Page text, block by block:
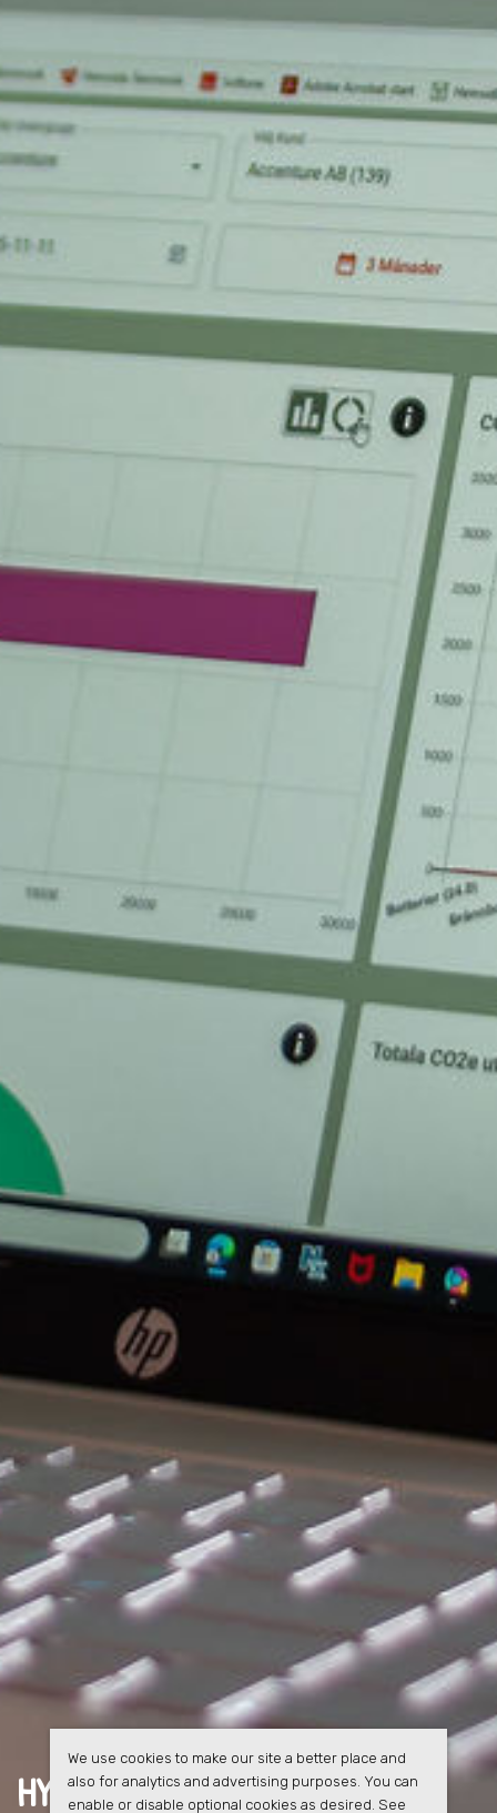
HYRESGÄSTERNA FÅRFULL
We use cookies to make our site a better place and
also for analytics and advertising purposes. You can
enable or disable optional cookies as desired. See